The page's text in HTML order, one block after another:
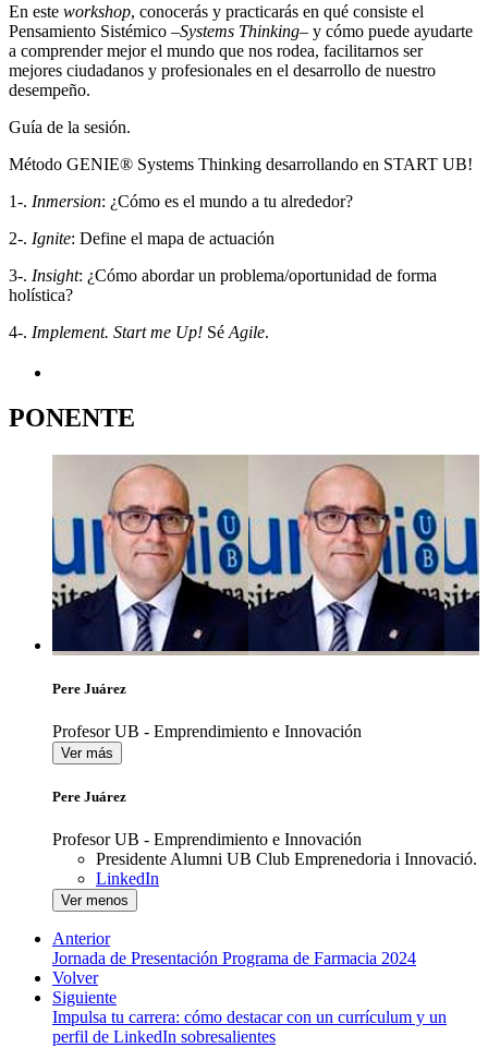
En este workshop, conocerás y practicarás en qué consiste el
Pensamiento Sistémico –Systems Thinking– y cómo puede ayudarte
a comprender mejor el mundo que nos rodea, facilitarnos ser
mejores ciudadanos y profesionales en el desarrollo de nuestro
desempeño.
Guía de la sesión.
Método GENIE® Systems Thinking desarrollando en START UB!
1-. Inmersion: ¿Cómo es el mundo a tu alrededor?
2-. Ignite: Define el mapa de actuación
3-. Insight: ¿Cómo abordar un problema/oportunidad de forma
holística?
4-. Implement. Start me Up! Sé Agile.
PONENTE
Pere Juárez
Profesor UB - Emprendimiento e Innovación
Ver más
Pere Juárez
Profesor UB - Emprendimiento e Innovación
Presidente Alumni UB Club Emprenedoria i Innovació.
LinkedIn
Ver menos
Anterior
Jornada de Presentación Programa de Farmacia 2024
Volver
Siguiente
Impulsa tu carrera: cómo destacar con un currículum y un
perfil de LinkedIn sobresalientes